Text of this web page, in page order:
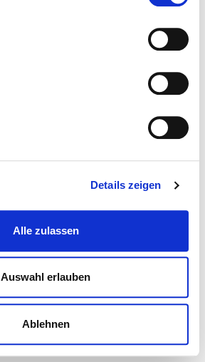
Details zeigen
Alle zulassen
Auswahl erlauben
Ablehnen